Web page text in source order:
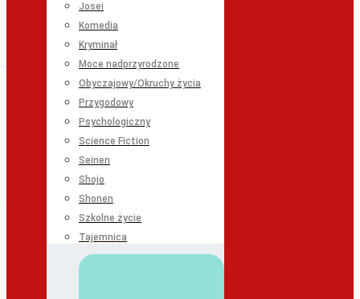
Josei
Komedia
Kryminał
Moce nadprzyrodzone
Obyczajowy/Okruchy życia
Przygodowy
Psychologiczny
Science Fiction
Seinen
Shojo
Shonen
Szkolne życie
Tajemnica